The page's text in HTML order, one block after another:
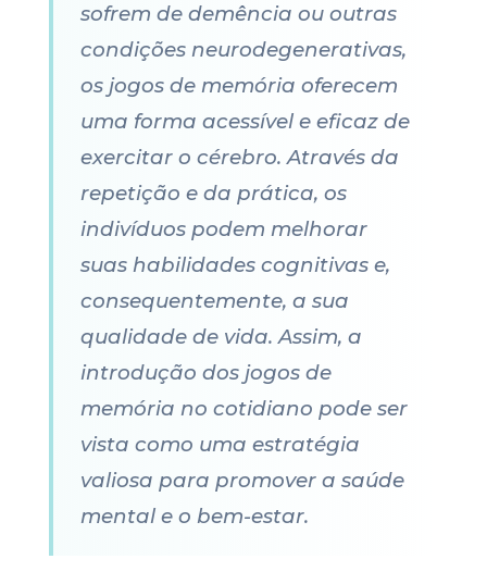
sofrem de demência ou outras
condições neurodegenerativas,
os jogos de memória oferecem
uma forma acessível e eficaz de
exercitar o cérebro. Através da
repetição e da prática, os
indivíduos podem melhorar
suas habilidades cognitivas e,
consequentemente, a sua
qualidade de vida. Assim, a
introdução dos jogos de
memória no cotidiano pode ser
vista como uma estratégia
valiosa para promover a saúde
mental e o bem-estar.